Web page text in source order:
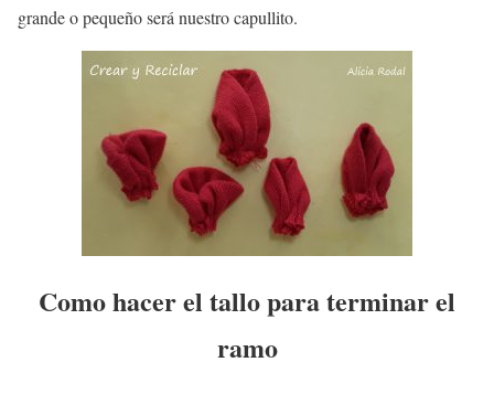
grande o pequeño será nuestro capullito.
Como hacer el tallo para terminar el
ramo